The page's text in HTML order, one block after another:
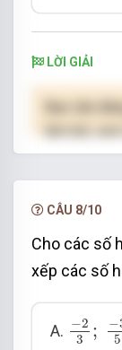
LỜI GIẢI
làm bài,
hạn.
CÂU 8/10
Cho các số
xếp các số
A. −2
3
; −
5
23